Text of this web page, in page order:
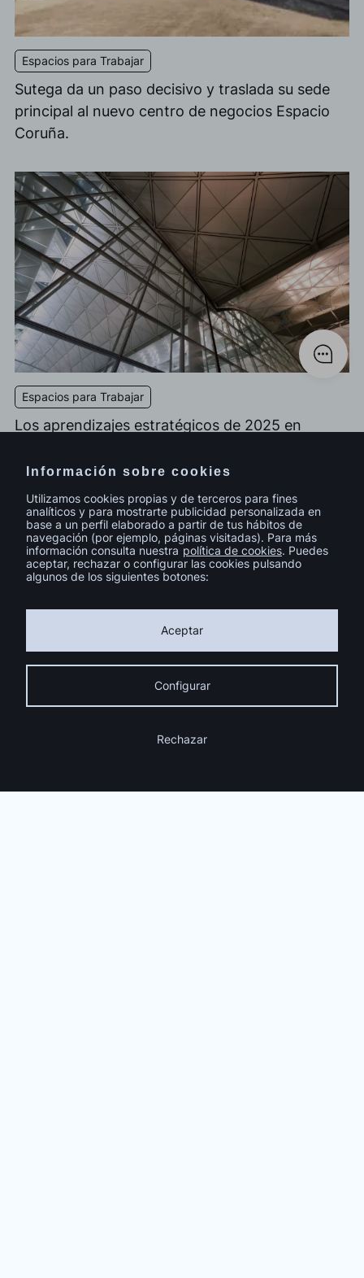
Espacios para Trabajar
Sutega da un paso decisivo y traslada su sede
principal al nuevo centro de negocios Espacio
Coruña.
Espacios para Trabajar
Los aprendizajes estratégicos de 2025 en
Ver todo
Información sobre cookies
Utilizamos cookies propias y de terceros para fines
analíticos y para mostrarte publicidad personalizada en
base a un perfil elaborado a partir de tus hábitos de
navegación (por ejemplo, páginas visitadas). Para más
información consulta nuestra política de cookies. Puedes
aceptar, rechazar o configurar las cookies pulsando
algunos de los siguientes botones:
Aceptar
Configurar
Rechazar